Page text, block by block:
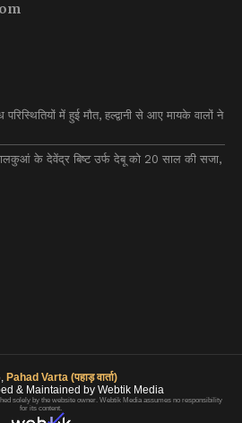
में हुई मौत, हल्द्वानी से आए मायके वालों ने
के देवेंद्र बिष्ट उर्फ देबू को 20 साल की सजा,
Pahad Varta (पहाड़ वार्ता)
& Maintained by Webtik Media
solely by the website owner. Webtik Media assumes no responsibility
for its content.